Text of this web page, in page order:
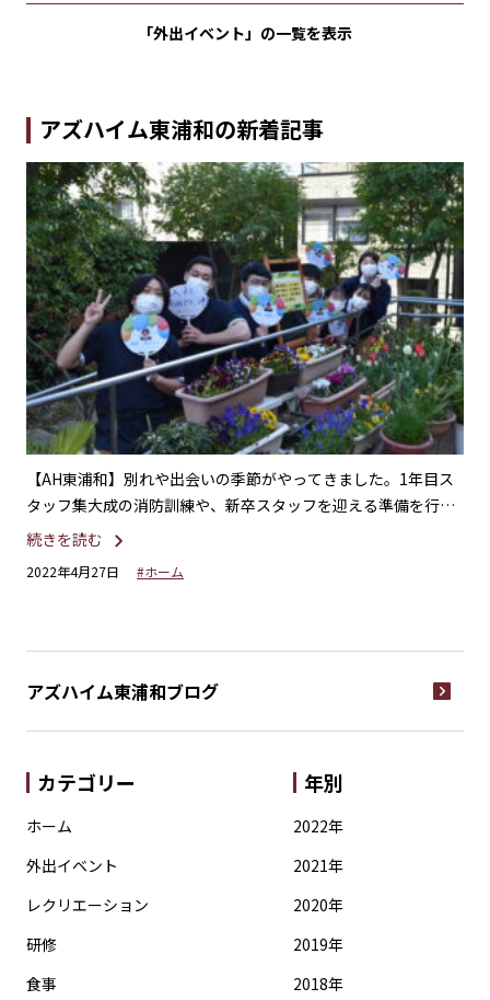
「外出イベント」の一覧を表示
アズハイム東浦和の新着記事
【AH東浦和】別れや出会いの季節がやってきました。1年目ス
タッフ集大成の消防訓練や、新卒スタッフを迎える準備を行い
ました♬
続きを読む
2022年4月27日 #ホーム
アズハイム東浦和ブログ
カテゴリー
ホーム
外出イベント
レクリエーション
研修
食事
年別
2022年
2021年
2020年
2019年
2018年